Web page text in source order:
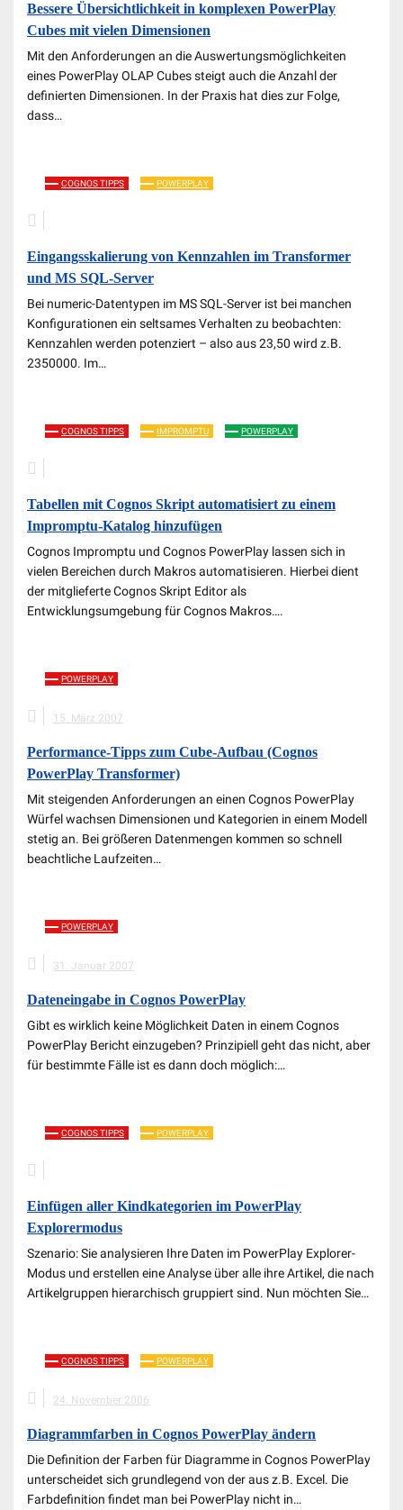
Bessere Übersichtlichkeit in komplexen PowerPlay
Cubes mit vielen Dimensionen
Mit den Anforderungen an die Auswertungsmöglichkeiten
eines PowerPlay OLAP Cubes steigt auch die Anzahl der
definierten Dimensionen. In der Praxis hat dies zur Folge,
dass…
COGNOS TIPPS POWERPLAY
Eingangsskalierung von Kennzahlen im Transformer
und MS SQL-Server
Bei numeric-Datentypen im MS SQL-Server ist bei manchen
Konfigurationen ein seltsames Verhalten zu beobachten:
Kennzahlen werden potenziert – also aus 23,50 wird z.B.
2350000. Im…
COGNOS TIPPS IMPROMPTU POWERPLAY
Tabellen mit Cognos Skript automatisiert zu einem
Impromptu-Katalog hinzufügen
Cognos Impromptu und Cognos PowerPlay lassen sich in
vielen Bereichen durch Makros automatisieren. Hierbei dient
der mitglieferte Cognos Skript Editor als
Entwicklungsumgebung für Cognos Makros….
POWERPLAY
15. März 2007
Performance-Tipps zum Cube-Aufbau (Cognos
PowerPlay Transformer)
Mit steigenden Anforderungen an einen Cognos PowerPlay
Würfel wachsen Dimensionen und Kategorien in einem Modell
stetig an. Bei größeren Datenmengen kommen so schnell
beachtliche Laufzeiten…
POWERPLAY
31. Januar 2007
Dateneingabe in Cognos PowerPlay
Gibt es wirklich keine Möglichkeit Daten in einem Cognos
PowerPlay Bericht einzugeben? Prinzipiell geht das nicht, aber
für bestimmte Fälle ist es dann doch möglich:…
COGNOS TIPPS POWERPLAY
Einfügen aller Kindkategorien im PowerPlay
Explorermodus
Szenario: Sie analysieren Ihre Daten im PowerPlay Explorer-
Modus und erstellen eine Analyse über alle ihre Artikel, die nach
Artikelgruppen hierarchisch gruppiert sind. Nun möchten Sie…
COGNOS TIPPS POWERPLAY
24. November 2006
Diagrammfarben in Cognos PowerPlay ändern
Die Definition der Farben für Diagramme in Cognos PowerPlay
unterscheidet sich grundlegend von der aus z.B. Excel. Die
Farbdefinition findet man bei PowerPlay nicht in…